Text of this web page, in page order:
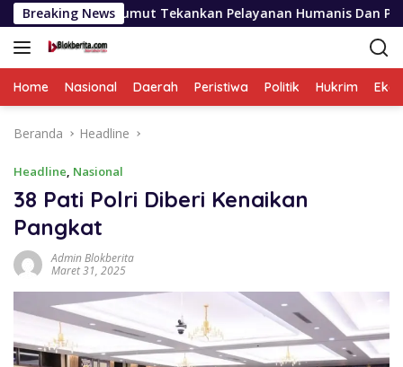
Langsung
ke
konten
Breaking News
Sumut Tekankan Pelayanan Humanis Dan Penambahan
Home Nasional Daerah Peristiwa Politik Hukrim
Beranda Headline
Headline, Nasional
38 Pati Polri Diberi Kenaikan
Pangkat
Admin Blokberita
Maret 31, 2025